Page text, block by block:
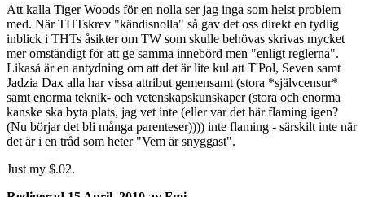
Att kalla Tiger Woods för en nolla ser jag inga som helst problem
med. När THTskrev "kändisnolla" så gav det oss direkt en tydlig
inblick i THTs åsikter om TW som skulle behövas skrivas mycket
mer omständigt för att ge samma innebörd men "enligt reglerna".
Likaså är en antydning om att det är lite kul att T'Pol, Seven samt
Jadzia Dax alla har vissa attribut gemensamt (stora *självcensur*
samt enorma teknik- och vetenskapskunskaper (stora och enorma
kanske ska byta plats, jag vet inte (eller var det här flaming igen?
(Nu börjar det bli många parenteser)))) inte flaming - särskilt inte när
det är i en tråd som heter "Vem är snyggast".
Just my $.02.